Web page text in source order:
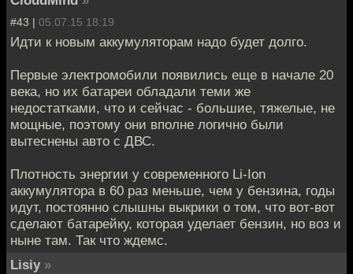
#43 | 05.07.15 18:19
Идти к новым аккумуляторам надо будет долго.
Первые электромобили появились еще в начале 20
века, но их батареи обладали теми же
недостатками, что и сейчас - большие, тяжелые, не
мощные, поэтому они вполне логично были
вытеснены авто с ДВС.
Плотность энергии у современного Li-Ion
аккумулятора в 60 раз меньше, чем у бензина, годы
идут, постоянно слышны выкрики о том, что вот-вот
сделают батарейку, которая уделает бензин, но воз и
ныне там. Так что ждемс.
Lisiy »